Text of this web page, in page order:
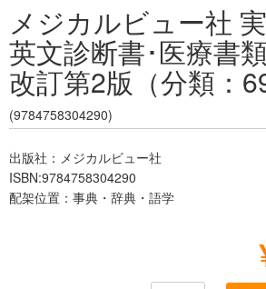
レジデント
メジカルビュー社
英文診断書･医療書
改訂第2版（分類：
(9784758304290)
出版社：メジカルビュー社
ISBN:9784758304290
配架位置：事典・辞典・語学